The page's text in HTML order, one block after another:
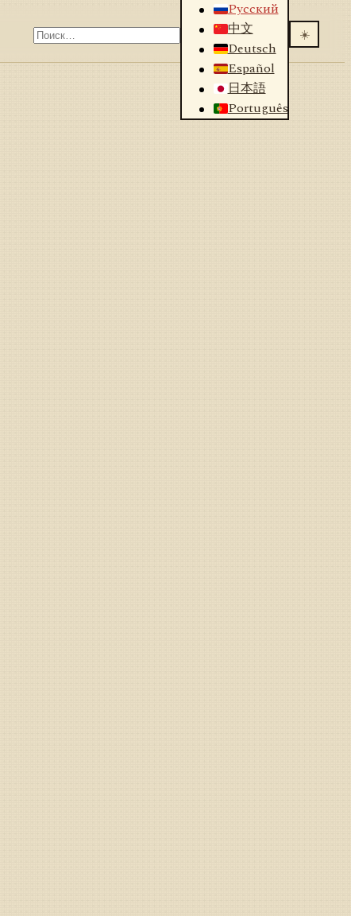
Русский
中文
Deutsch
Español
日本語
Português
☀️